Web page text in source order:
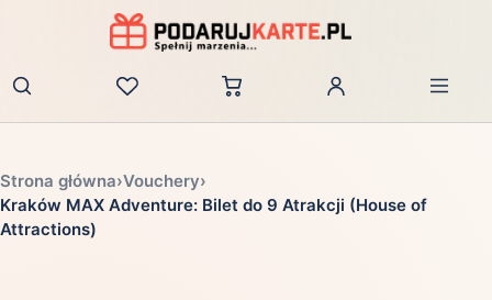
Zaloguj
Strona główna›Vouchery›
Kraków MAX Adventure: Bilet do 9 Atrakcji (House of
Attractions)